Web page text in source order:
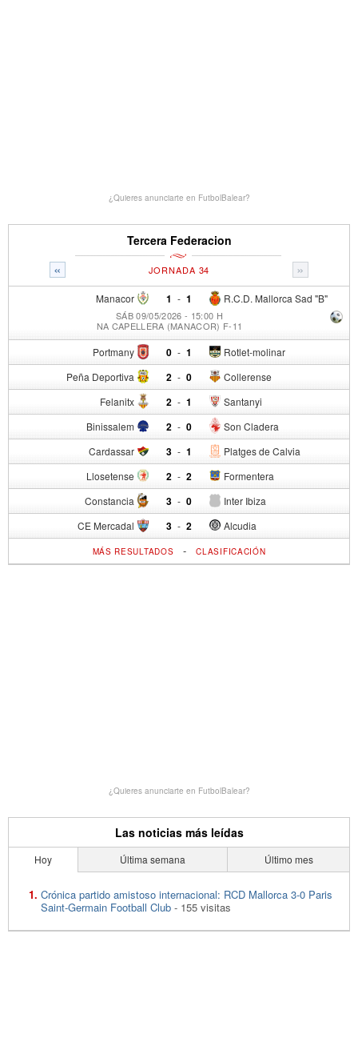
¿Quieres anunciarte en FutbolBalear?
Tercera Federacion
« »
JORNADA 34
Manacor 1 - R.C.D. Mallorca Sad "B"
1
SÁB 09/05/2026 - 15:00 H
NA CAPELLERA (MANACOR) F-11
Portmany 0 - Rotlet-molinar
1
Peña Deportiva 2 - Collerense
0
Felanitx 2 - Santanyi
1
Binissalem 2 - Son Cladera
0
Cardassar 3 - Platges de Calvia
1
Llosetense 2 - Formentera
2
Constancia 3 - Inter Ibiza
0
CE Mercadal 3 - Alcudia
2
MÁS RESULTADOS -CLASIFICACIÓN
¿Quieres anunciarte en FutbolBalear?
Las noticias más leídas
Hoy Última semana Último mes
Crónica partido amistoso internacional: RCD Mallorca 3-0 Paris
Saint-Germain Football Club - 155 visitas